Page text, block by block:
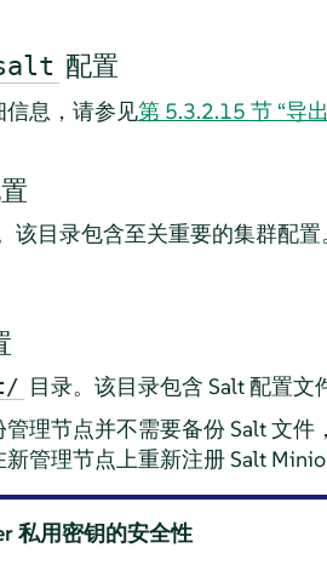
配置
息，请参见第 5.3.2.15 节 “导
该目录包含至关重要的集群配
目录。该目录包含 Salt 配置文
理节点并不需要备份 Salt 文
管理节点上重新注册 Salt
私用密钥的安全性